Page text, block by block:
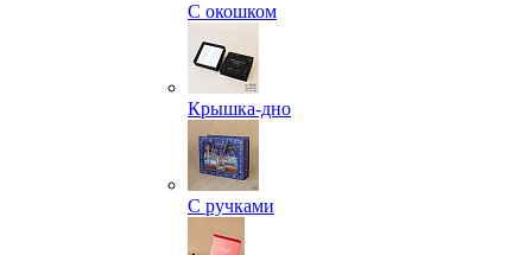
С окошком
Крышка-дно
С ручками